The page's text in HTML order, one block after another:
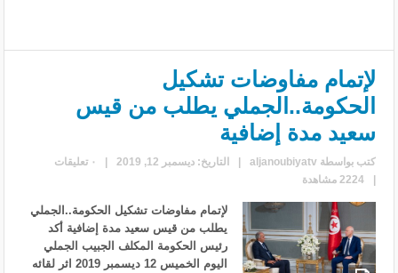
لإتمام مفاوضات تشكيل
الحكومة..الجملي يطلب من قيس
سعيد مدة إضافية
كتب بواسطةaljanoubiyatv
| التاريخ: ديسمبر 12, 2019 |
٠ تعليقات
|
2224 مشاهدة
لإتمام مفاوضات تشكيل الحكومة..الجملي
يطلب من قيس سعيد مدة إضافية أكد
رئيس الحكومة المكلف الجبيب الجملي
اليوم الخميس 12 ديسمبر 2019 اثر لقائه